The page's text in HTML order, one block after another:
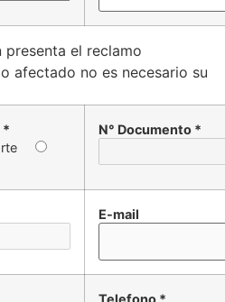
el reclamo
afectado no es necesario su
*
N° Documento *
E-mail
Telefono *